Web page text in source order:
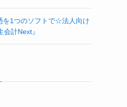
を1つのソフトで☆法人向け
計Next』